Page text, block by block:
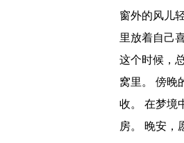
窗外的风儿
里放着自己
这个时候，
窝里。 傍晚
收。 在梦境
房。 晚安，